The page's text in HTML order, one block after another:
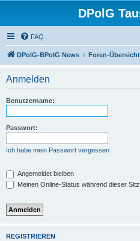
DPolG
FAQ
DPolG-BPolG News Foren-Übersicht
Anmelden
Benutzername:
Passwort:
Ich habe mein Passwort vergessen
Angemeldet bleiben
Meinen Online-Status während dieser
REGISTRIEREN